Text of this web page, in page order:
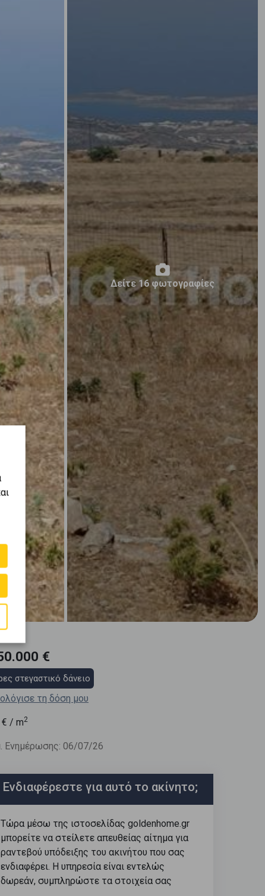
Δείτε 16 φωτογραφίες
€
στεγαστικό δάνειο
τη δόση μου
€ / m2
Ενημέρωσης: 06/07/26
Ενδιαφέρεστε για αυτό το ακίνητο;
Τώρα μέσω της ιστοσελίδας goldenhome.gr
μπορείτε να στείλετε απευθείας αίτημα για
ραντεβού υπόδειξης του ακινήτου που σας
ενδιαφέρει. Η υπηρεσία είναι εντελώς
δωρεάν, συμπληρώστε τα στοιχεία σας